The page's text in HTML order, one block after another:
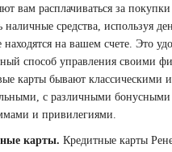
вам расплачиваться за
наличные средства, используя
находятся на вашем счете. Это
способ управления своими
карты бывают классическими и
с различными бонусными
и привилегиями.
карты. Кредитные карты